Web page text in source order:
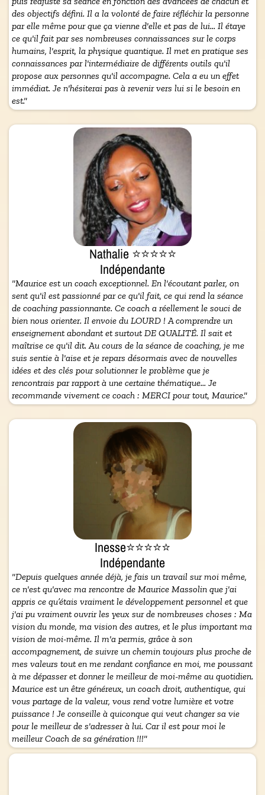
des objectifs défini. Il a la volonté de faire réfléchir la personne
par elle même pour que ça vienne d'elle et pas de lui... Il étaye
ce qu'il fait par ses nombreuses connaissances sur le corps
humains, l'esprit, la physique quantique. Il met en pratique ses
connaissances par l'intermédiaire de différents outils qu'il
propose aux personnes qu'il accompagne. Cela a eu un effet
immédiat. Je n'hésiterai pas à revenir vers lui si le besoin en
est."
Nathalie ⭐⭐⭐⭐⭐
Indépendante
"Maurice est un coach exceptionnel. En l'écoutant parler, on
sent qu'il est passionné par ce qu'il fait, ce qui rend la séance
de coaching passionnante. Ce coach a réellement le souci de
bien nous orienter. Il envoie du LOURD ! A comprendre un
enseignement abondant et surtout DE QUALITÉ. Il sait et
maîtrise ce qu'il dit. Au cours de la séance de coaching, je me
suis sentie à l'aise et je repars désormais avec de nouvelles
idées et des clés pour solutionner le problème que je
rencontrais par rapport à une certaine thématique... Je
recommande vivement ce coach : MERCI pour tout, Maurice."
Inesse⭐⭐⭐⭐⭐
Indépendante
"Depuis quelques année déjà, je fais un travail sur moi même,
ce n'est qu'avec ma rencontre de Maurice Massolin que j'ai
appris ce qu’étais vraiment le développement personnel et que
j'ai pu vraiment ouvrir les yeux sur de nombreuses choses : Ma
vision du monde, ma vision des autres, et le plus important ma
vision de moi-même. Il m'a permis, grâce à son
accompagnement, de suivre un chemin toujours plus proche de
mes valeurs tout en me rendant confiance en moi, me poussant
à me dépasser et donner le meilleur de moi-même au quotidien.
Maurice est un être généreux, un coach droit, authentique, qui
vous partage de la valeur, vous rend votre lumière et votre
puissance ! Je conseille à quiconque qui veut changer sa vie
pour le meilleur de s'adresser à lui. Car il est pour moi le
meilleur Coach de sa génération !!!"